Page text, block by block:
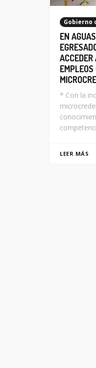
Gobierno
EN
EMPLEOS
* Con la
LEER MÁS